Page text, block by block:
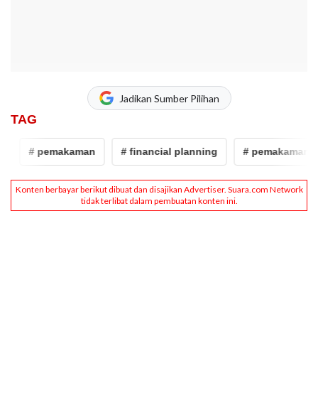
Jadikan Sumber Pilihan
TAG
# pemakaman # financial planning # pemakaman